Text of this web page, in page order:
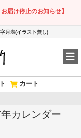
届け停止のお知らせ】
月表(イラスト無し)
カート
カレンダー